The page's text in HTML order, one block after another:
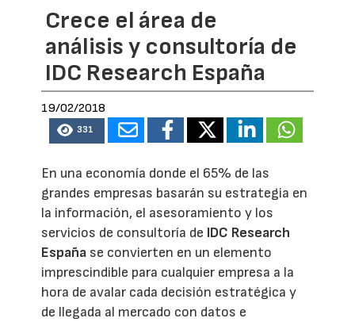
Crece el área de
análisis y consultoría de
IDC Research España
19/02/2018
331
En una economía donde el 65% de las
grandes empresas basarán su estrategia en
la información, el asesoramiento y los
servicios de consultoría de IDC Research
España se convierten en un elemento
imprescindible para cualquier empresa a la
hora de avalar cada decisión estratégica y
de llegada al mercado con datos e